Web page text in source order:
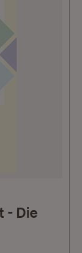
- Die